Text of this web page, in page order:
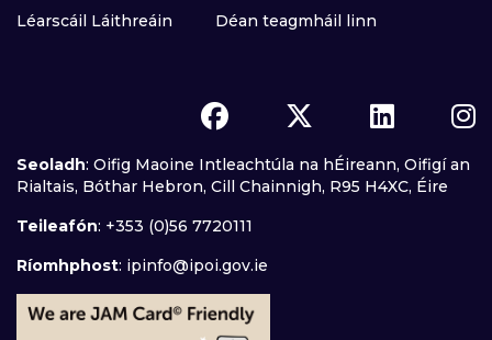
Léarscáil Láithreáin
Déan teagmháil linn
Seoladh: Oifig Maoine Intleachtúla na hÉireann, Oifigí an
Rialtais, Bóthar Hebron, Cill Chainnigh, R95 H4XC, Éire
Teileafón: +353 (0)56 7720111
Ríomhphost: ipinfo@ipoi.gov.ie